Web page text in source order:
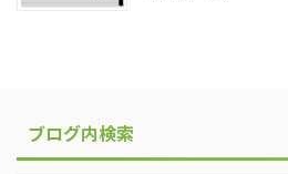
ブログ内検索